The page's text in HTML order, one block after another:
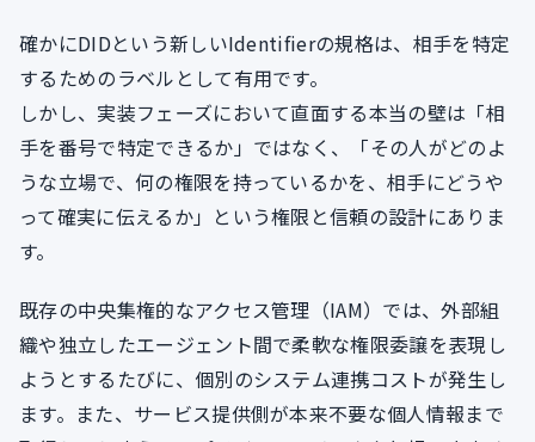
確かにDIDという新しいIdentifierの規格は、相手を特定
するためのラベルとして有用です。
しかし、実装フェーズにおいて直面する本当の壁は「相
手を番号で特定できるか」ではなく、「その人がどのよ
うな立場で、何の権限を持っているかを、相手にどうや
って確実に伝えるか」という権限と信頼の設計にありま
す。
既存の中央集権的なアクセス管理（IAM）では、外部組
織や独立したエージェント間で柔軟な権限委譲を表現し
ようとするたびに、個別のシステム連携コストが発生し
ます。また、サービス提供側が本来不要な個人情報まで